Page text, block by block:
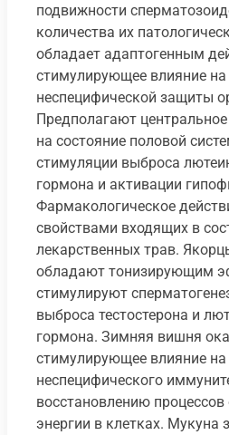
подвижности
количества их
обладает адаптогенным
стимулирующее влияние
неспецифической защиты
Предполагают
на состояние половой
стимуляции выброса
гормона и активации
Фармакологическое
свойствами входящих в
лекарственных трав.
обладают тонизирующим
стимулируют
выброса тестостерона и
гормона. Зимняя вишня
стимулирующее влияние на
неспецифического
восстановлению
энергии в клетках. Мукуна